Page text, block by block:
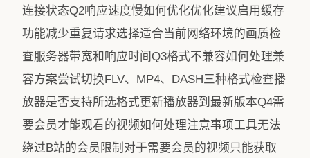
连接状态Q2响应速度慢如何优化优化建议启用缓存
功能减少重复请求选择适合当前网络环境的画质检
查服务器带宽和响应时间Q3格式不兼容如何处理兼
容方案尝试切换FLV、MP4、DASH三种格式检查播
放器是否支持所选格式更新播放器到最新版本Q4需
要会员才能观看的视频如何处理注意事项工具无法
绕过B站的会员限制对于需要会员的视频只能获取